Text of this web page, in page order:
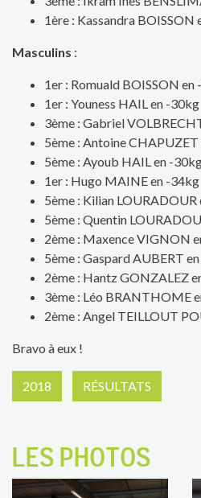
1ère : Kassandra BOISSON
Masculins :
1er : Romuald BOISSON en
1er : Youness HAIL en -30kg
3ème : Gabriel
5ème : Antoine
5ème : Ayoub HAIL en -
1er : Hugo MAINE en -34kg
5ème : Kilian LOURADOUR
5ème : Quentin
2ème : Maxence VIGNON
5ème : Gaspard AUBERT
2ème : Hantz GONZALEZ
3ème : Léo BRANTHOME
2ème : Angel TEILLOUT
Bravo à eux !
2018 RÉSULTATS
LES PHOTOS